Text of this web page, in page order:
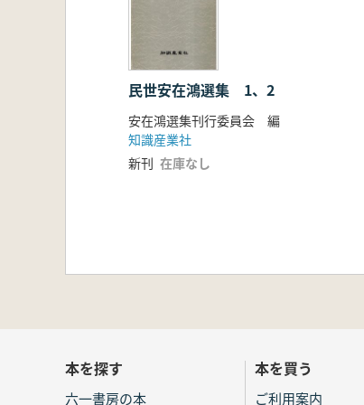
民世安在鴻選集 1、2
安在鴻選集刊行委員会 編
知識産業社
新刊 在庫なし
本を探す
六一書房の本
本を買う
ご利用案内